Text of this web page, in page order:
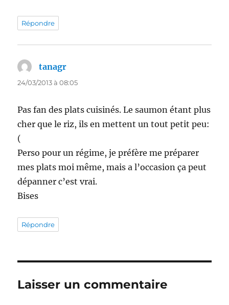
Répondre
tanagr
24/03/2013 à 08:05
Pas fan des plats cuisinés. Le saumon étant plus
cher que le riz, ils en mettent un tout petit peu:
(
Perso pour un régime, je préfère me préparer
mes plats moi même, mais a l’occasion ça peut
dépanner c’est vrai.
Bises
Répondre
Laisser un commentaire